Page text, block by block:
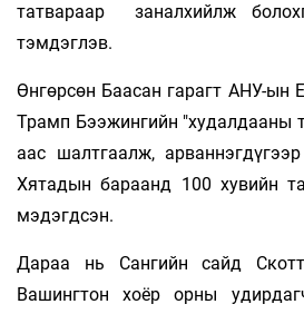
татвараар заналхийлж
тэмдэглэв.
Өнгөрсөн Баасан гарагт АНУ-ын
Трамп Бээжингийн "худалдааны
аас шалтгаалж,
Хятадын бараанд 100 хувийн
мэдэгдсэн.
Дараа нь Сангийн сайд
Вашингтон хоёр орны